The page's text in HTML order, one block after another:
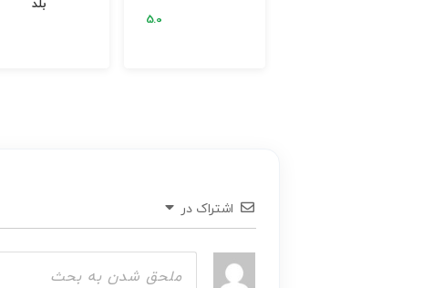
اشتراک در